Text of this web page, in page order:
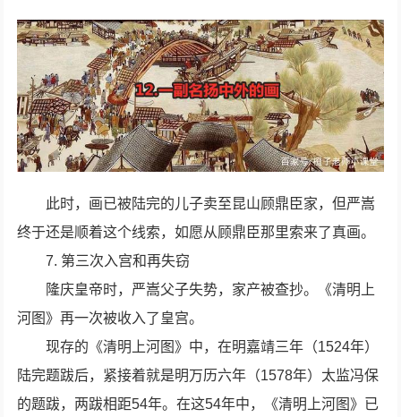
此时，画已被陆完的儿子卖至昆山顾鼎臣家，但严嵩
终于还是顺着这个线索，如愿从顾鼎臣那里索来了真画。
7. 第三次入宫和再失窃
隆庆皇帝时，严嵩父子失势，家产被查抄。《清明上
河图》再一次被收入了皇宫。
现存的《清明上河图》中，在明嘉靖三年（1524年）
陆完题跋后，紧接着就是明万历六年（1578年）太监冯保
的题跋，两跋相距54年。在这54年中，《清明上河图》已